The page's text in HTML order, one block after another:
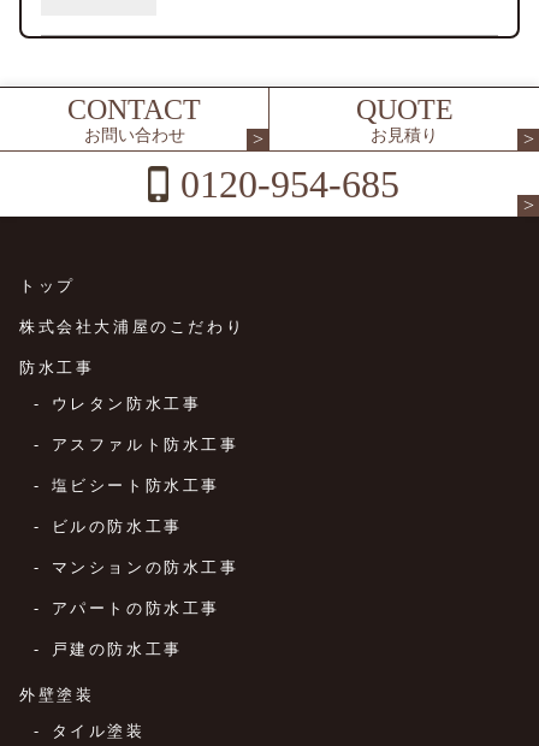
CONTACT
お問い合わせ
QUOTE
お見積り
0120-954-685
トップ
株式会社大浦屋のこだわり
防水工事
ウレタン防水工事
アスファルト防水工事
塩ビシート防水工事
ビルの防水工事
マンションの防水工事
アパートの防水工事
戸建の防水工事
外壁塗装
タイル塗装